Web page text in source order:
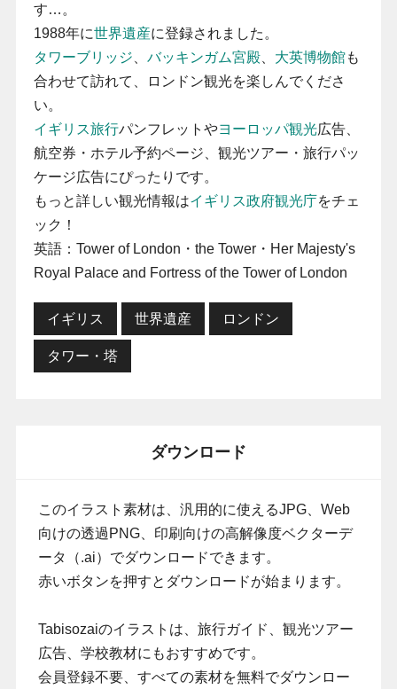
す…。
1988年に世界遺産に登録されました。
タワーブリッジ
バッキンガム宮殿、 大英博物館も
合わせて訪れて、ロンドン観光を楽しんでくださ
い。
イギリス旅行パンフレットやヨーロッパ観光広告、
航空券・ホテル予約ページ、観光ツアー・旅行パッ
ケージ広告にぴったりです。
もっと詳しい観光情報はイギリス政府観光庁をチェ
ック！
英語：Tower of London・the Tower・Her Majesty's
Royal Palace and Fortress of the Tower of London
イギリス 世界遺産 ロンドン
タワー・塔
ダウンロード
このイラスト素材は、汎用的に使えるJPG、Web
向けの透過PNG、印刷向けの高解像度ベクターデ
ータ（.ai）でダウンロードできます。
赤いボタンを押すとダウンロードが始まります。
Tabisozaiのイラストは、旅行ガイド、観光ツアー
広告、学校教材にもおすすめです。
会員登録不要、すべての素材を無料でダウンロー